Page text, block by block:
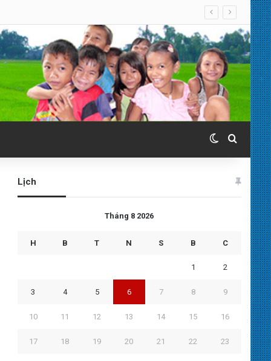
Switch skin
Search
Lịch
Tháng 8 2026
H B T N S B C
1 2
3 4 5 6 7 8 9
10 11 12 13 14 15 16
17 18 19 20 21 22 23